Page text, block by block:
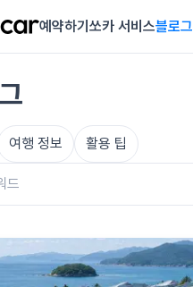
예약하기 쏘카 서비스블로그
여행 정보 활용 팁